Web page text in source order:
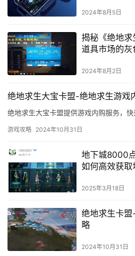
2024年8月5日
揭秘《绝地
道具市场的灰
2024年8月2日
绝地求生大宝卡盟-绝地求生游戏
绝地求生大宝卡盟提供游戏内购服务，快
游戏攻略 2024年10月31日
地下城8000
如何高效获
2025年3月18日
绝地求生卡
略
2024年10月31日